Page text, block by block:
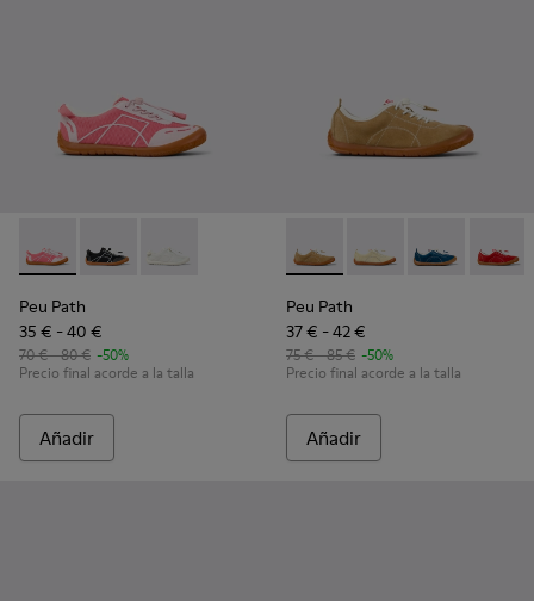
Peu Path - K800691-003 - Sneakers de tejido y piel rosas
Peu Path - K800691-002 - Sneakers de tejido y piel
Peu Path - K800691-001 - Sneakers de tejido
Peu Path
35 € - 40 €
70 € - 80 € -50%
Precio final acorde a la talla
Añadir
Peu Path - K800694-004 -
Peu Path -Peu Path -
Peu
Peu Path
37 € - 42 €
75 € - 85 € -50%
Precio final acorde a la talla
Añadir